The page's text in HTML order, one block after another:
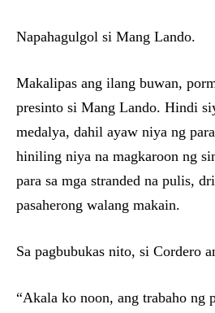
Napahagulgol si Mang Lando.
Makalipas ang ilang buwan,
presinto si Mang Lando. Hindi
medalya, dahil ayaw niya ng
hiniling niya na magkaroon ng
para sa mga stranded na pulis,
pasaherong walang makain.
Sa pagbubukas nito, si Cordero
“Akala ko noon, ang trabaho ng